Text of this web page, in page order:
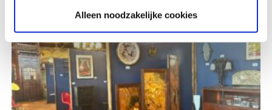
Alleen noodzakelijke cookies
Heiligen van de Lage Landen I: van Cunera tot Lambertus